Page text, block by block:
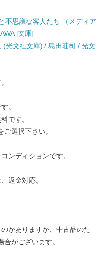
不思議な客人たち （メディア
[文庫]
(光文社文庫) / 島田荘司 / 光文
。
です。
選択下さい。
ンディションです。
返金対応。
がありますが、中古品のた
がございます。